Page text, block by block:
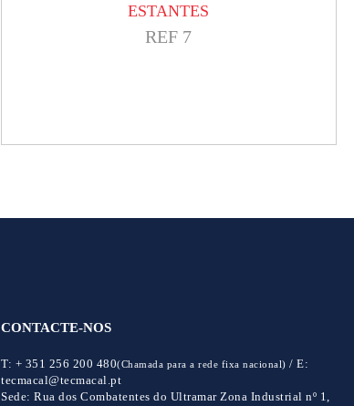
ESTANTES
REF 7
CONTACTE-NOS
T: + 351 256 200 480(Chamada para a rede fixa nacional) /E:
tecmacal@tecmacal.pt
Sede: Rua dos Combatentes do Ultramar Zona Industrial nº 1,